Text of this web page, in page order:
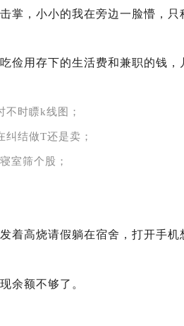
掌，小小的我在旁边一脸懵，只
俭用存下的生活费和兼职的钱
不时瞟k线图；
纠结做T还是卖；
室筛个股；
着高烧请假躺在宿舍，打开手
余额不够了。